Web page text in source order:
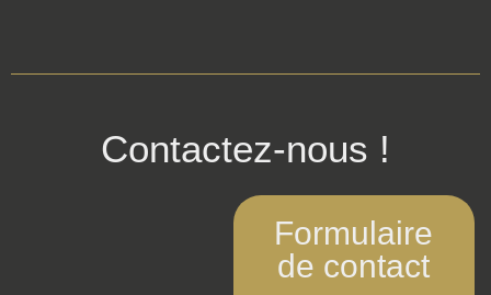
Contactez-nous !
Formulaire
de contact